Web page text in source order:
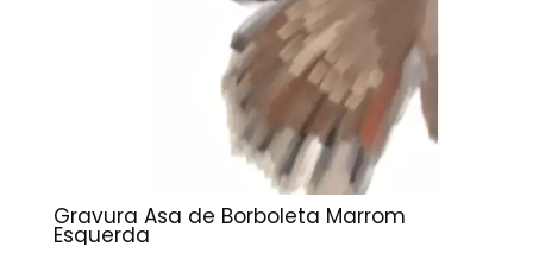
Gravura Asa de Borboleta Marrom
Esquerda